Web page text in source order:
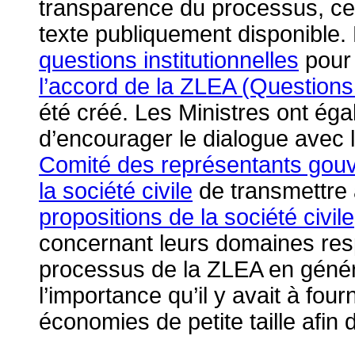
transparence du processus,
texte publiquement
questions institutionnelles
l’accord de la ZLEA
été créé. Les Ministres ont
d’encourager le dialogue
Comité des représentants
la société civile de
propositions de la société civile
concernant leurs domaines
processus de la ZLEA en
l’importance qu’il y avait à
économies de petite taille afin